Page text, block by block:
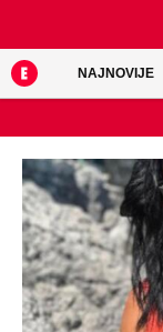
NAJNOVIJE